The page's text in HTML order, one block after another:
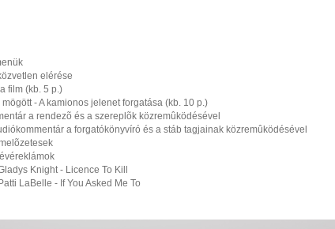
elérése
film (kb. 5 p.)
mögött - A kamionos jelenet forgatása (kb. 10 p.)
a rendezõ és a szereplõk közremûködésével
a forgatókönyvíró és a stáb tagjainak közremûködésével
Knight - Licence To Kill
LaBelle - If You Asked Me To